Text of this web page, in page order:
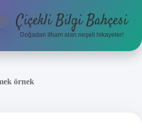
Çiçekli Bilgi Bahçesi
Doğadan ilham alan neşeli hikayeler!
örnek